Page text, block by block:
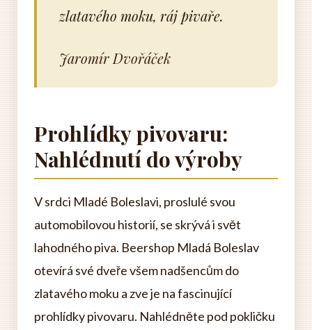
zlatavého moku, ráj pivaře.
Jaromír Dvořáček
Prohlídky pivovaru:
Nahlédnutí do výroby
V srdci Mladé Boleslavi, proslulé svou
automobilovou historií, se skrývá i svět
lahodného piva. Beershop Mladá Boleslav
otevírá své dveře všem nadšencům do
zlatavého moku a zve je na fascinující
prohlídky pivovaru. Nahlédněte pod pokličku